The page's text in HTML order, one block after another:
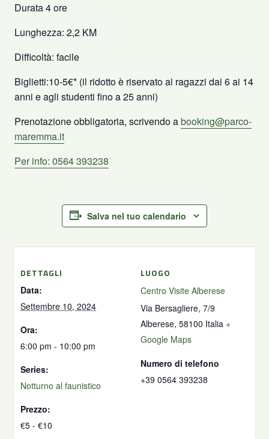
Durata 4 ore
Lunghezza: 2,2 KM
Difficoltà: facile
Biglietti:10-5€* (il ridotto è riservato ai ragazzi dai 6 ai 14
anni e agli studenti fino a 25 anni)
Prenotazione obbligatoria, scrivendo abooking@parco-
maremma.it
Per info: 0564 393238
Salva nel tuo calendario
DETTAGLI
Data:
Settembre 10, 2024
Ora:
6:00 pm - 10:00 pm
Series:
Notturno al faunistico
Prezzo:
€5 - €10
LUOGO
Centro Visite Alberese
Via Bersagliere, 7/9
Alberese, 58100 Italia +
Google Maps
Numero di telefono
+39 0564 393238